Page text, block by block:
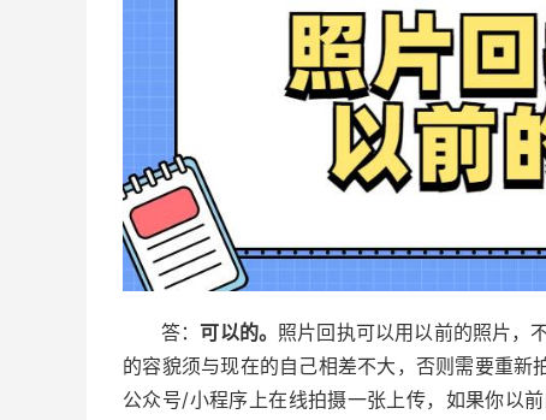
答： 可以的。 照片回执可以用以前的照片，
的容貌须与现在的自己相差不大，否则需要重新
公众号/小程序上在线拍摄一张上传，如果你以